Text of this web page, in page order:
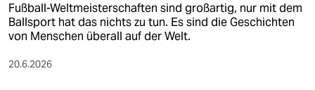
Fußball-Weltmeisterschaften sind großartig, nur mit dem
Ballsport hat das nichts zu tun. Es sind die Geschichten
von Menschen überall auf der Welt.
20.6.2026